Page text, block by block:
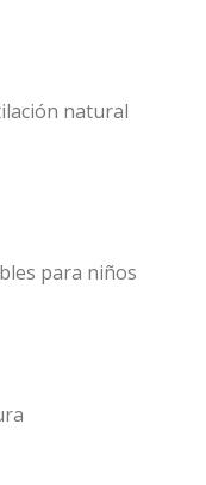
natural
para niños